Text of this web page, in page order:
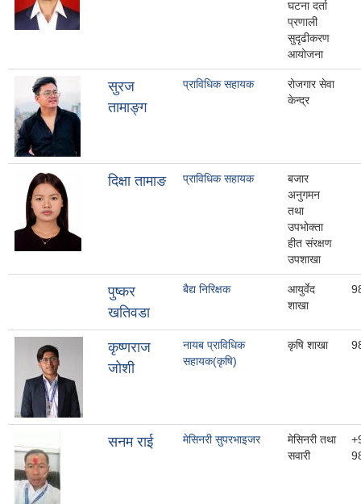
घटना दर्ता
प्रणाली
सुदृढीकरण
आयोजना
सुरज
तामाङ्ग
प्राविधिक सहायक
रोजगार सेवा
केन्द्र
दिक्षा तामाङ प्राविधिक सहायक
बजार
अनुगमन
तथा
उपभोक्ता
हीत संरक्षण
उपशाखा
पुष्कर
खतिवडा
बैद्य निरिक्षक
आयुर्वेद
शाखा
कृष्णराज
जोशी
नायब प्राविधिक
सहायक(कृषि)
कृषि शाखा
सनम राई मेसिनरी सुपरभाइजर
मेसिनरी तथा
सवारी